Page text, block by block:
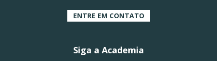
ENTRE EM CONTATO
Siga a Academia